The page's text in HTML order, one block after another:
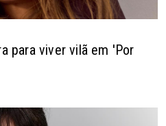
para viver vilã em 'Por